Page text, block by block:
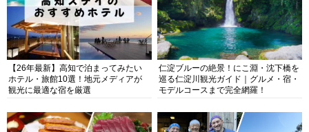
【26年最新】高知で泊まってみたい
ホテル・旅館10選！地元メディアが
観光に最適な宿を厳選
仁淀ブルーの絶景！にこ淵・沈下橋を
巡る仁淀川観光ガイド｜グルメ・宿・
モデルコースまで完全網羅！